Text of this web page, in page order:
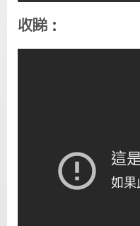
收睇：